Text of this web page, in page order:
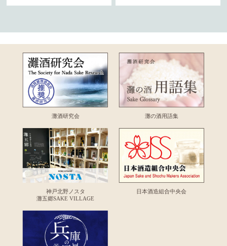
灘酒研究会 灘の酒用語集
神戸北野ノスタ
灘五郷SAKE VILLAGE
日本酒造組合中央会